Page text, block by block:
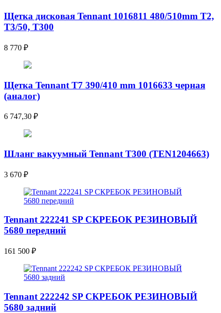
Щетка дисковая Tennant 1016811 480/510mm T2,
T3/50, T300
8 770 ₽
Щетка Tennant T7 390/410 mm 1016633 черная
(аналог)
6 747,30 ₽
Шланг вакуумный Tennant T300 (TEN1204663)
3 670 ₽
Tennant 222241 SP СКРЕБОК РЕЗИНОВЫЙ
5680 передний
161 500 ₽
Tennant 222242 SP СКРЕБОК РЕЗИНОВЫЙ
5680 задний